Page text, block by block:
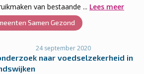
van bestaande ... Lees meer
Samen Gezond
24 september 2020
naar voedselzekerheid in